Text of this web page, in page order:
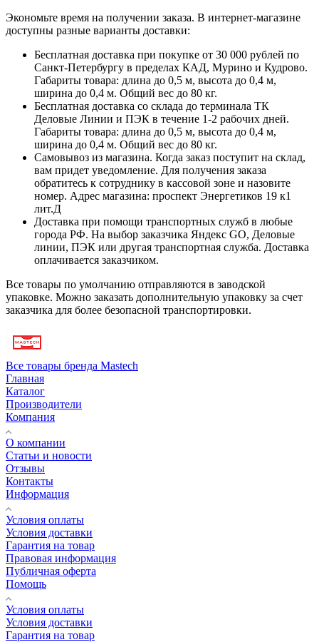
Экономьте время на получении заказа. В интернет-магазине
доступны разные варианты доставки:
Бесплатная доставка при покупке от 30 000 рублей по
Санкт-Петербургу в пределах КАД, Мурино и Кудрово.
Габариты товара: длина до 0,5 м, высота до 0,4 м,
ширина до 0,4 м. Общий вес до 80 кг.
Бесплатная доставка со склада до терминала ТК
Деловые Линии и ПЭК в течение 1-2 рабочих дней.
Габариты товара: длина до 0,5 м, высота до 0,4 м,
ширина до 0,4 м. Общий вес до 80 кг.
Самовывоз из магазина. Когда заказ поступит на склад,
вам придет уведомление. Для получения заказа
обратитесь к сотруднику в кассовой зоне и назовите
номер. Адрес магазина: проспект Энергетиков 19 к1
лит.Д
Доставка при помощи транспортных служб в любые
города РФ. На выбор заказчика Яндекс GO, Деловые
линии, ПЭК или другая транспортная служба. Доставка
оплачивается заказчиком.
Все товары по умолчанию отправляются в заводской
упаковке. Можно заказать дополнительную упаковку за счет
заказчика для более безопасной транспортировки.
Все товары бренда Mastech
Главная
Каталог
Производители
Компания
О компании
Статьи и новости
Отзывы
Контакты
Информация
Условия оплаты
Условия доставки
Гарантия на товар
Правовая информация
Публичная оферта
Помощь
Условия оплаты
Условия доставки
Гарантия на товар